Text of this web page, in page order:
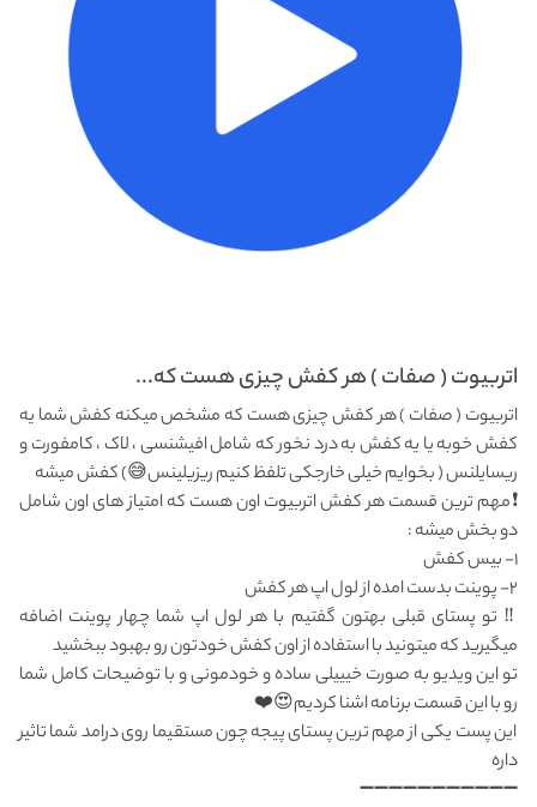
اتربیوت ( صفات ) هر کفش چیزی هست که...
اتربیوت ( صفات ) هر کفش چیزی هست که مشخص میکنه کفش شما یه
کفش خوبه یا یه کفش به درد نخور که شامل افیشنسی ، لاک ، کامفورت و
ریسایلنس ( بخوایم خیلی خارجکی تلفظ کنیم ریزیلینس😅) کفش میشه
❗️مهم ترین قسمت هر کفش اتربیوت اون هست که امتیاز های اون شامل
دو بخش میشه :
۱- بیس کفش
۲- پوینت بدست امده از لول اپ هر کفش
‼️ تو پستای قبلی بهتون گفتیم با هر لول اپ شما چهار پوینت اضافه
میگیرید که میتونید با استفاده از اون کفش خودتون رو بهبود ببخشید
تو این ویدیو به صورت خیییلی ساده و خودمونی و با توضیحات کامل شما
رو با این قسمت برنامه اشنا کردیم😍❤️
این پست یکی از مهم ترین پستای پیجه چون مستقیما روی درامد شما تاثیر
داره
➖➖➖➖➖➖➖➖➖➖➖